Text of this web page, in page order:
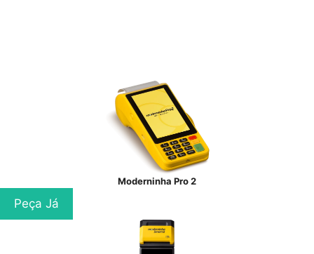
Moderninha Pro 2
Peça Já